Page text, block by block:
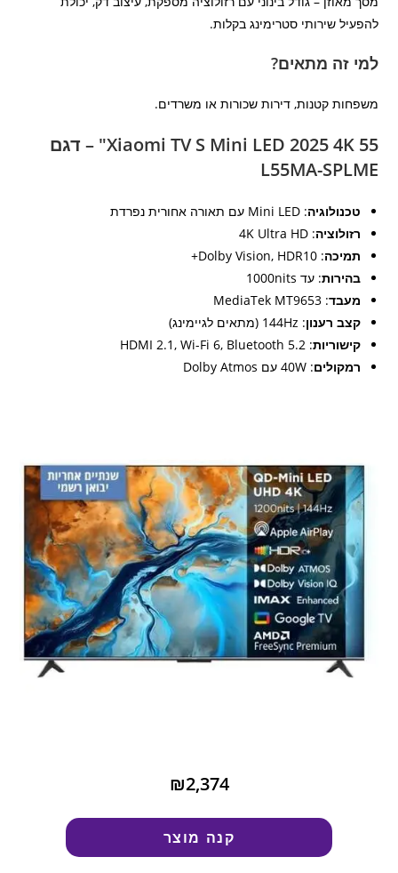
להפעיל שירותי סטרימינג בקלות.
למי זה מתאים?
משפחות קטנות, דירות שכורות או משרדים.
Xiaomi TV S Mini LED 2025 4K 55" – דגם
L55MA-SPLME
טכנולוגיה: Mini LED עם תאורה אחורית נפרדת
רזולוציה: 4K Ultra HD
תמיכה: Dolby Vision, HDR10+
בהירות: עד 1000nits
מעבד: MediaTek MT9653
קצב רענון: 144Hz (מתאים לגיימינג)
קישוריות: HDMI 2.1, Wi-Fi 6, Bluetooth 5.2
רמקולים: 40W עם Dolby Atmos
₪2,374
קנה מוצר